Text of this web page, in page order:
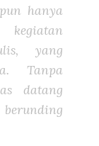
hanya
yang
Tanpa
datang